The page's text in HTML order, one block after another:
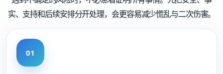
实、支持和后续安排分开处理，会更容易减少慌乱与二次伤害。
01